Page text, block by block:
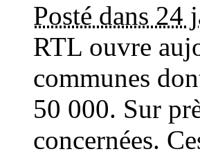
Posté dans 24
RTL ouvre
communes
50 000. Sur
concernées.